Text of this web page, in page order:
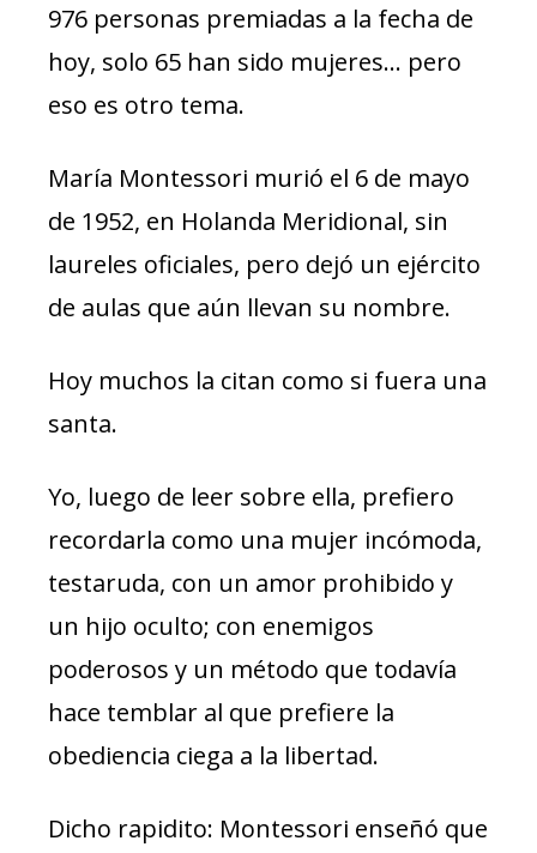
976 personas premiadas a la fecha de
hoy, solo 65 han sido mujeres… pero
eso es otro tema.
María Montessori murió el 6 de mayo
de 1952, en Holanda Meridional, sin
laureles oficiales, pero dejó un ejército
de aulas que aún llevan su nombre.
Hoy muchos la citan como si fuera una
santa.
Yo, luego de leer sobre ella, prefiero
recordarla como una mujer incómoda,
testaruda, con un amor prohibido y
un hijo oculto; con enemigos
poderosos y un método que todavía
hace temblar al que prefiere la
obediencia ciega a la libertad.
Dicho rapidito: Montessori enseñó que